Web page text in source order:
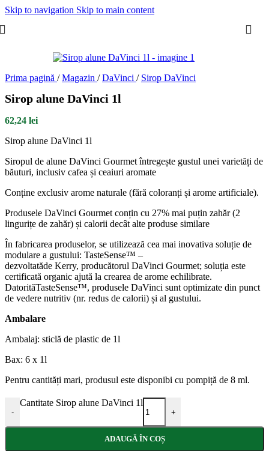
Skip to navigation Skip to main content
Prima pagină / Magazin / DaVinci / Sirop DaVinci
Sirop alune DaVinci 1l
62,24 lei
Sirop alune DaVinci 1l
Siropul de alune DaVinci Gourmet întregește gustul unei varietăți de
băuturi, inclusiv cafea și ceaiuri aromate
Conține exclusiv arome naturale (fără coloranți și arome artificiale).
Produsele DaVinci Gourmet conțin cu 27% mai puțin zahăr (2
lingurițe de zahăr) și calorii decât alte produse similare
În fabricarea produselor, se utilizează cea mai inovativa soluție de
modulare a gustului: TasteSense™ –
dezvoltatăde Kerry, producătorul DaVinci Gourmet; soluția este
certificată organic ajută la crearea de arome echilibrate.
DatorităTasteSense™, produsele DaVinci sunt optimizate din punct
de vedere nutritiv (nr. redus de calorii) și al gustului.
Ambalare
Ambalaj: sticlă de plastic de 1l
Bax: 6 x 1l
Pentru cantități mari, produsul este disponibi cu pompiță de 8 ml.
-
Cantitate Sirop alune DaVinci 1l
+
ADAUGĂ ÎN COȘ